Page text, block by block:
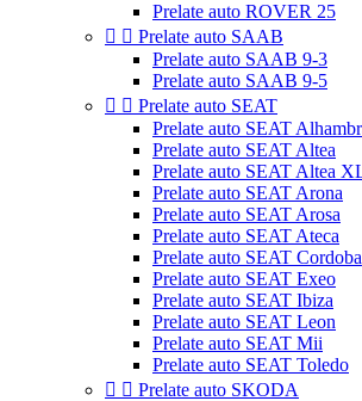
Prelate auto ROVER 25
  Prelate auto SAAB
Prelate auto SAAB 9-3
Prelate auto SAAB 9-5
  Prelate auto SEAT
Prelate auto SEAT
Prelate auto SEAT Altea
Prelate auto SEAT Altea
Prelate auto SEAT Arona
Prelate auto SEAT Arosa
Prelate auto SEAT Ateca
Prelate auto SEAT Cordoba
Prelate auto SEAT Exeo
Prelate auto SEAT Ibiza
Prelate auto SEAT Leon
Prelate auto SEAT Mii
Prelate auto SEAT Toledo
  Prelate auto SKODA